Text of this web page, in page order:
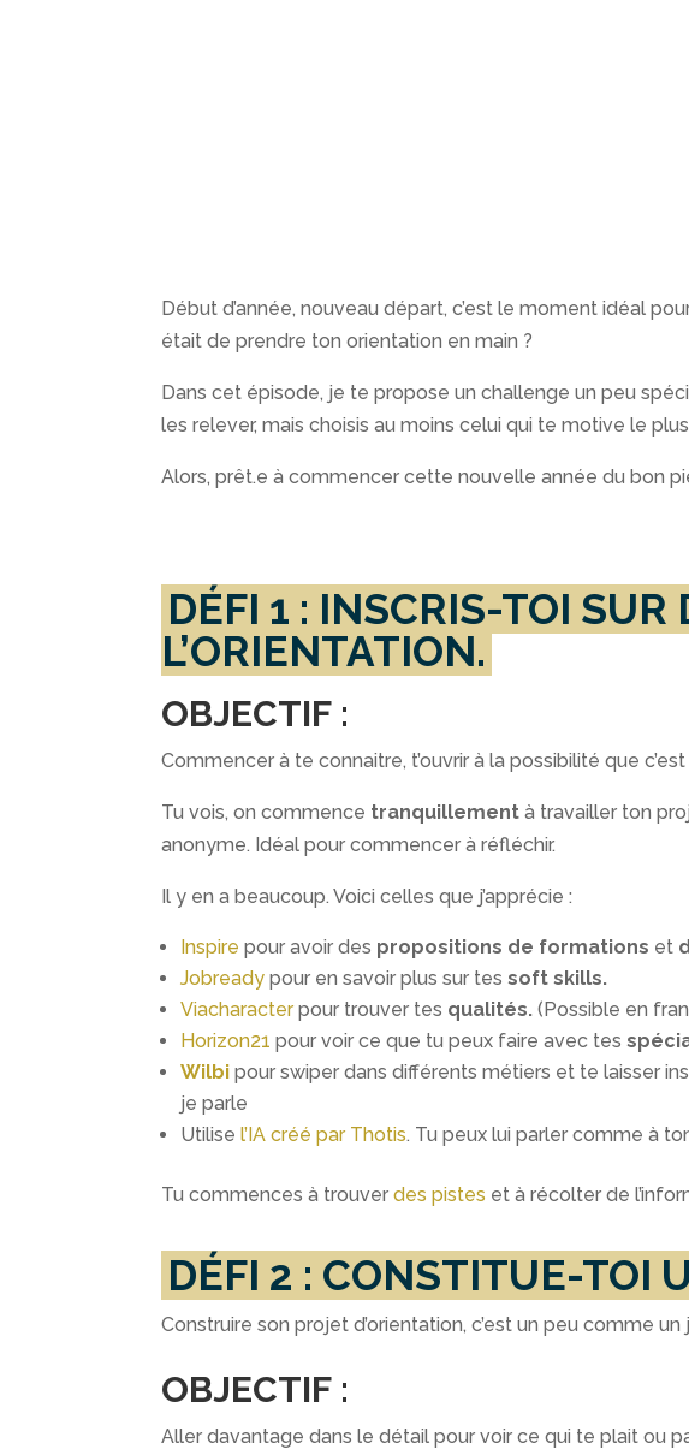
Début d’année, nouveau départ, c’est le moment idéal
était de prendre ton orientation en main ?
Dans cet épisode, je te propose un challenge un peu
les relever, mais choisis au moins celui qui te motive le
Alors, prêt.e à commencer cette nouvelle année du bon
DÉFI 1 : INSCRIS-TOI SUR
L’ORIENTATION.
OBJECTIF :
Commencer à te connaitre, t’ouvrir à la possibilité que
Tu vois, on commence tranquillementà travailler ton
anonyme. Idéal pour commencer à réfléchir.
Il y en a beaucoup. Voici celles que j’apprécie :
Inspire pour avoir des propositions de formations et
Jobready pour en savoir plus sur tes soft skills.
Viacharacterpour trouver tes qualités. (Possible en
Horizon21 pour voir ce que tu peux faire avec tes
Wilbi pour swiper dans différents métiers et te laisser
je parle
Utilisel’IA créé par Thotis. Tu peux lui parler comme à
Tu commences à trouverdes pistes et à récolter de
DÉFI 2 : CONSTITUE-TOI
Construire son projet d’orientation, c’est un peu comme
OBJECTIF :
Aller davantage dans le détail pour voir ce qui te plait ou